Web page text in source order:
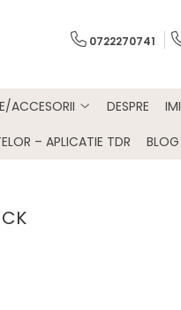
0722270741
ACCESORII DESPRE
– APLICATIE TDR
BLOG